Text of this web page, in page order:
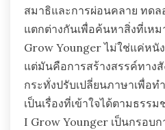
สมาธิและการผ่อนคลาย ทดล
แตกต่างกันเพื่อค้นหาสิ่งที่เห
Grow Younger ไม่ใช่แค่หนั
แต่มันคือการสร้างสรรค์ทา
กระทั่งปรับเปลี่ยนภาษาเพื่อ
เป็นเรื่องที่เข้าใจได้ตามธรร
I Grow Younger เป็นกรอบก